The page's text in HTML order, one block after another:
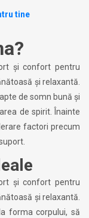
tine
și confort pentru
și relaxantă.
de somn bună și
de spirit. Înainte
factori precum
și confort pentru
și relaxantă.
forma corpului, să